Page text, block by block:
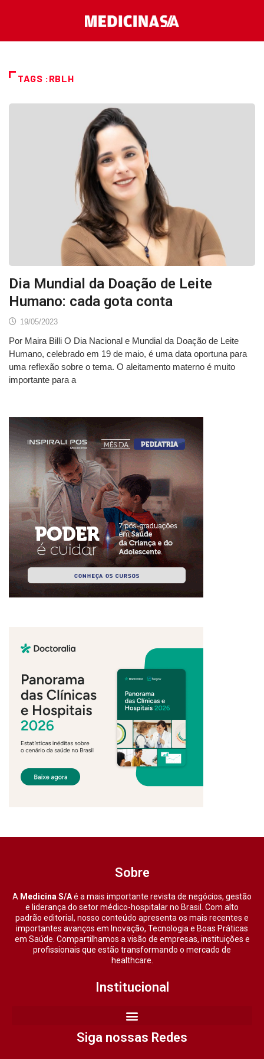
TAGS :RBLH
Dia Mundial da Doação de Leite
Humano: cada gota conta
19/05/2023
Por Maira Billi O Dia Nacional e Mundial da Doação de Leite
Humano, celebrado em 19 de maio, é uma data oportuna para
uma reflexão sobre o tema. O aleitamento materno é muito
importante para a
Sobre
A Medicina S/Aé a mais importante revista de negócios, gestão
e liderança do setor médico-hospitalar no Brasil. Com alto
padrão editorial, nosso conteúdo apresenta os mais recentes e
importantes avanços em Inovação, Tecnologia e Boas Práticas
em Saúde. Compartilhamos a visão de empresas, instituições e
profissionais que estão transformando o mercado de
healthcare.
Institucional
Siga nossas Redes